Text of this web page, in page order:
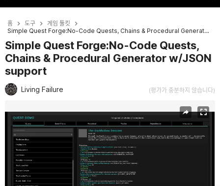
홈 도구
게임 툴킷
Simple Quest Forge:No-Code Quests, Chains & Procedural Generator w/JSON support
Simple Quest Forge:No-Code Quests,
Chains & Procedural Generator w/JSON
support
Living Failure (평가가 충분하지 않습니다)